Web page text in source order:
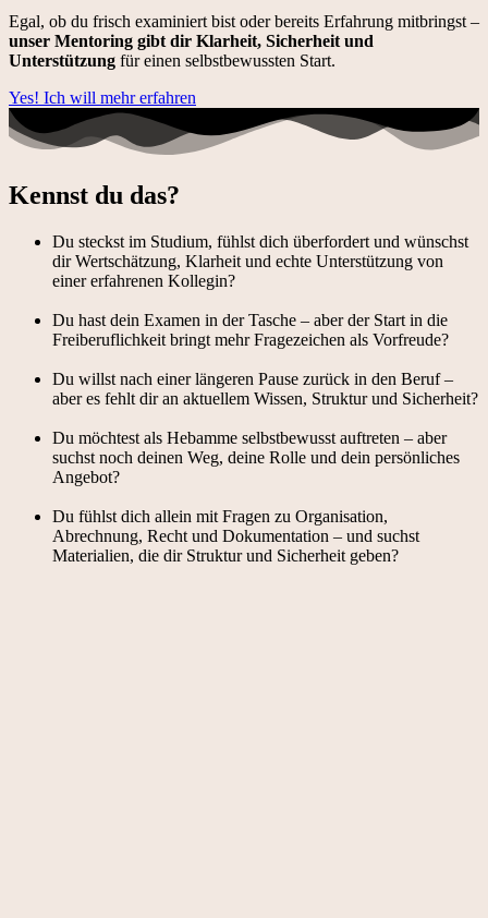
Egal, ob du frisch examiniert bist oder bereits Erfahrung mitbringst –
unser Mentoring gibt dir Klarheit, Sicherheit und
Unterstützung für einen selbstbewussten Start.
Yes! Ich will mehr erfahren
Kennst du das?
Du steckst im Studium, fühlst dich überfordert und wünschst
dir Wertschätzung, Klarheit und echte Unterstützung von
einer erfahrenen Kollegin?
Du hast dein Examen in der Tasche – aber der Start in die
Freiberuflichkeit bringt mehr Fragezeichen als Vorfreude?
Du willst nach einer längeren Pause zurück in den Beruf –
aber es fehlt dir an aktuellem Wissen, Struktur und Sicherheit?
Du möchtest als Hebamme selbstbewusst auftreten – aber
suchst noch deinen Weg, deine Rolle und dein persönliches
Angebot?
Du fühlst dich allein mit Fragen zu Organisation,
Abrechnung, Recht und Dokumentation – und suchst
Materialien, die dir Struktur und Sicherheit geben?